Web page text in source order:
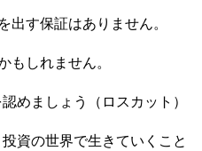
出す保証はありません。
もしれません。
めましょう（ロスカット）
資の世界で生きていくこと